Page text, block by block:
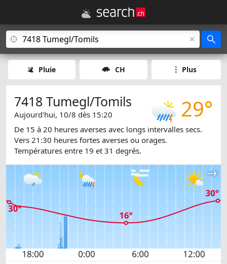
Pluie CH Plus
29°
7418 Tumegl/Tomils
Aujourd'hui, 10/8 dès 15:20
De 15 à 20 heures averses avec longs intervalles secs.
Vers 21:30 heures fortes averses ou orages.
Températures entre 19 et 31 degrés.